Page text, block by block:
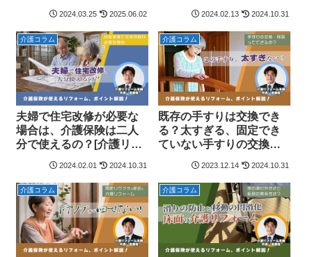
書き方・ポイントは？
（例文付き）
2024.03.25 2025.06.02
ォームのお悩み解決。[介
護リフォーム本舗共同制
作]
2024.02.13 2024.10.31
介護コラム
夫婦で住宅改修が必要な
場合は、介護保険は二人
分で使えるの？[介護リフ
ォーム本舗共同制作]
2024.02.01 2024.10.31
介護コラム
既存の手すりは交換でき
る？太すぎる、固定でき
ていない手すりの交換・
移設方法と注意点[介護リ
フォーム本舗共同制作]
2023.12.14 2024.10.31
介護コラム 介護コラム